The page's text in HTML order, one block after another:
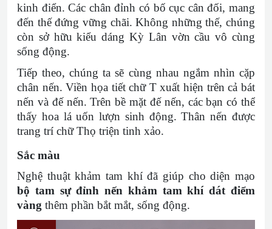
kinh điển. Các chân đỉnh có bố cục cân đối, mang
đến thế đứng vững chãi. Không những thế, chúng
còn sở hữu kiểu dáng Kỳ Lân vờn cầu vô cùng
sống động.
Tiếp theo, chúng ta sẽ cùng nhau ngắm nhìn cặp
chân nến. Viền họa tiết chữ T xuất hiện trên cả bát
nến và đế nến. Trên bề mặt đế nến, các bạn có thể
thấy hoa lá uốn lượn sinh động. Thân nến được
trang trí chữ Thọ triện tinh xảo.
Sắc màu
Nghệ thuật khảm tam khí đã giúp cho diện mạo
bộ tam sự đỉnh nến khảm tam khí dát điểm
vàng thêm phần bắt mắt, sống động.